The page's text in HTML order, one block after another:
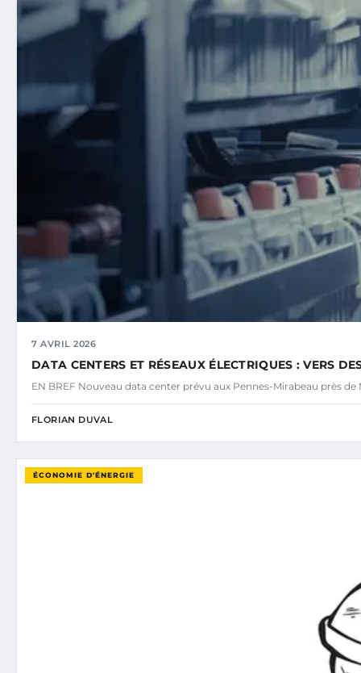
7 AVRIL 2026
DATA CENTERS ET RÉSEAUX ÉLECTRIQUES : VERS
EN BREF Nouveau data center prévu aux Pennes-Mirabeau près de
FLORIAN DUVAL
ÉCONOMIE D'ÉNERGIE